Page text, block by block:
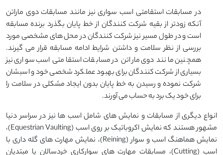
در مسابقات استقامتی اسب سواری نیز مانند مسابقات دوی ماراتن
آنکه زودتر از بقیه شرکت کنندگان از خط پایان بگذرد برنده مسابقه
است و در طول مسیر نیز شرکت کنندگان در محل های مشخصی مورد
بررسی از نظر سلامت و داشتن شرایط ادامه مسابقه قرار می گیرند.
همچنین مانند دوی ماراتن در مسابقات استقامتی اسب سواری نیز
بسیاری از شرکت کنندگان برای بهبود عملکرد شخصی خود و اسبشان
شرکت نموده و رسیدن به خط پایان بدون ایجاد مشکلی در سلامت را
برای خود یک برد به حساب می آورند.
انواع دیگری از مسابقات و نمایش های شامل اسب ها نیز در سراسر دنیا
مشهور هستند که نمایش اکروباتیک بر روی اسب (Equestrian Vaulting)،
نمایش هماهنگ اسب و سوار (Reining)، نمایش مهارت های گله داری با